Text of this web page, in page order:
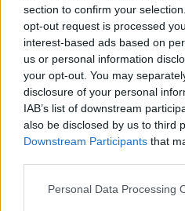
section to confirm your
opt-out request is processed
interest-based ads based on
us or personal information
your opt-out. You may
disclosure of your personal
IAB’s list of downstream
also be disclosed by us to third
Downstream Participants that
Please note that this website/
Personal Data Processing
Ανάμεσα στους προορισμούς
έναελληνικό νησί.